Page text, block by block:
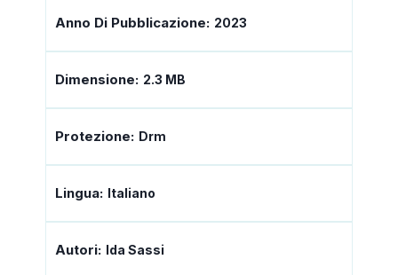
Anno Di Pubblicazione: 2023
Dimensione: 2.3 MB
Protezione: Drm
Lingua: Italiano
Autori: Ida Sassi